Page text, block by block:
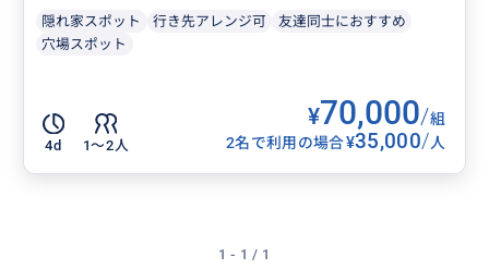
隠れ家スポット 行き先アレンジ可
友達同士におすすめ
穴場スポット
4d 1〜2人
¥70,000/組
2名で利用の場合¥35,000/人
1 - 1 / 1